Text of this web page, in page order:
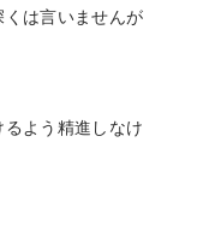
は言いませんが
よう精進しなけ